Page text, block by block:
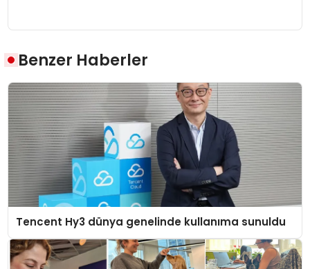
Benzer Haberler
Tencent Hy3 dünya genelinde kullanıma sunuldu